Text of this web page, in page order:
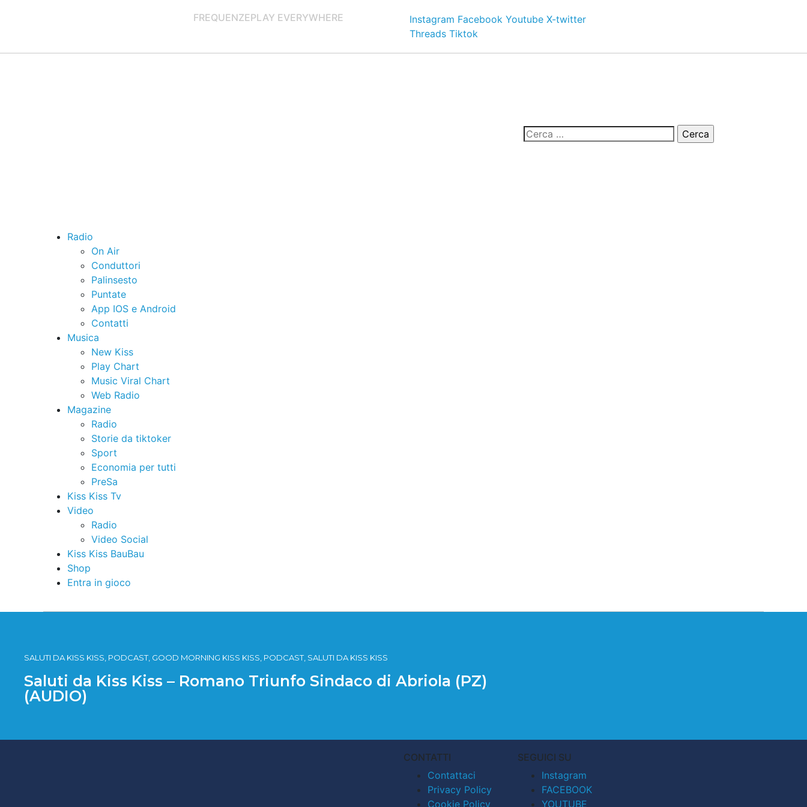
FREQUENZEPLAY EVERYWHERE Instagram Facebook Youtube X-twitter
Threads Tiktok
Radio
On Air
Conduttori
Palinsesto
Puntate
App IOS e Android
Contatti
Musica
New Kiss
Play Chart
Music Viral Chart
Web Radio
Magazine
Radio
Storie da tiktoker
Sport
Economia per tutti
PreSa
Kiss Kiss Tv
Video
Radio
Video Social
Kiss Kiss BauBau
Shop
Entra in gioco
SALUTI DA KISS KISS, PODCAST, GOOD MORNING KISS KISS, PODCAST, SALUTI DA KISS KISS
Saluti da Kiss Kiss – Romano Triunfo Sindaco di Abriola (PZ)
(AUDIO)
CONTATTI
Contattaci
Privacy Policy
Cookie Policy
SEGUICI SU
Instagram
FACEBOOK
YOUTUBE